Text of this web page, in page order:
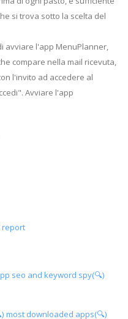
si trova sotto la scelta del
avviare l'app MenuPlanner,
compare nella mail ricevuta,
l'invito ad accedere al
Avviare l'app
report
seo and keyword spy(🔍)
most downloaded apps(🔍)